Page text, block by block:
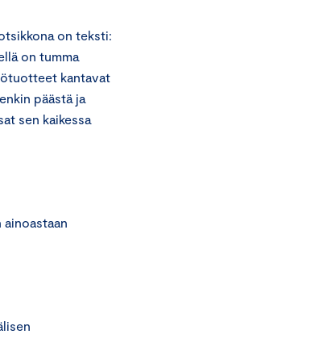
on teksti:
on tumma
kantavat
päästä ja
sen kaikessa